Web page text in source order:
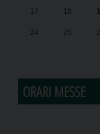
17 18
24 25
ORARI MESSE